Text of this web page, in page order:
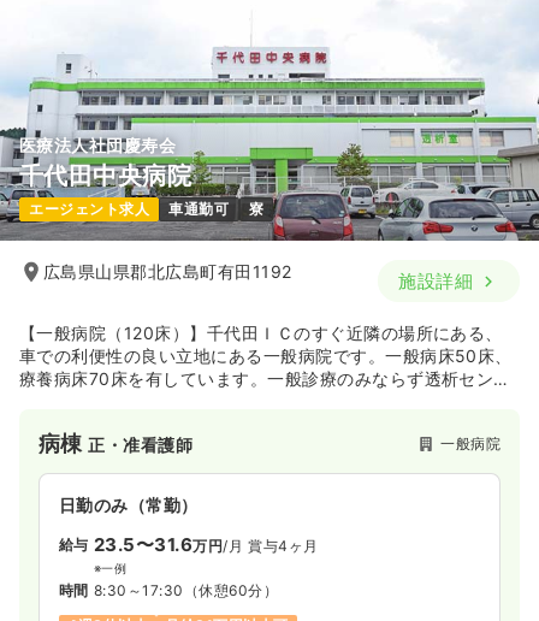
気になる 詳細を見る
検診・健診保健師 一般＋療養
日勤のみ（パート） 一時募集休止
給与 時給1,350円〜
日祝休み
時給1,300円以上可
気になる 詳細を見る
医療法人社団慶寿会
千代田中央病院
エージェント求人 車通勤可 寮
広島県山県郡北広島町有田1192 施設詳細
【一般病院（120床）】千代田ＩＣのすぐ近隣の場所にある、
車での利便性の良い立地にある一般病院です。一般病床50床、
療養病床70床を有しています。一般診療のみならず透析センタ
病棟正・准看護師 一般病院
日勤のみ（常勤）
給与 23.5〜31.6万円/月 賞与4ヶ月
※一例
時間 8:30～17:30 （休憩60分）